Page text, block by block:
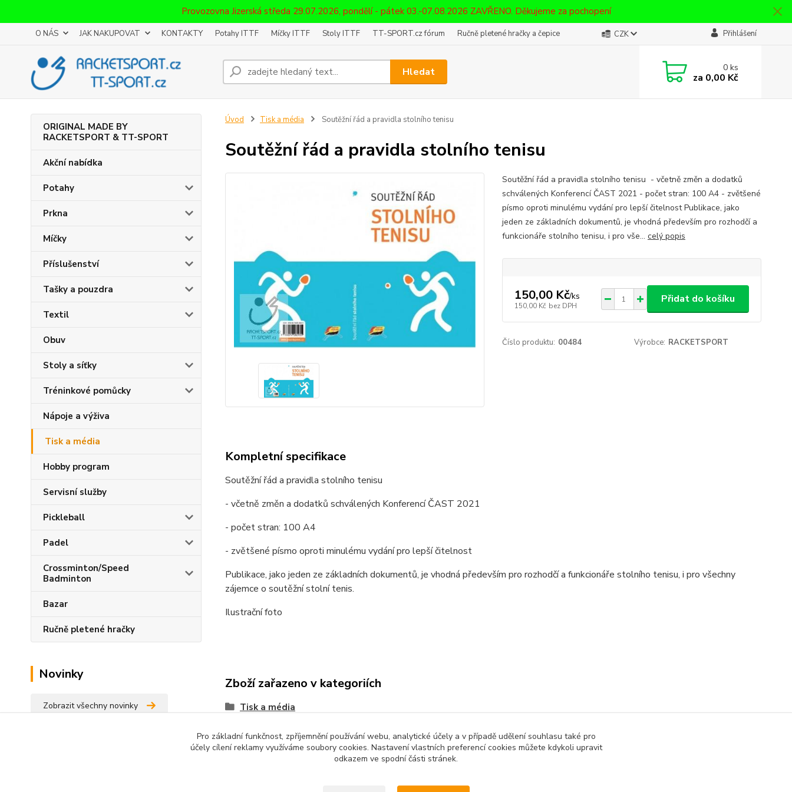
Provozovna Jizerská středa 29.07.2026, pondělí - pátek 03.-07.08.2026 ZAVŘENO. Děkujeme za pochopení
O NÁS JAK NAKUPOVAT KONTAKTY Potahy ITTF Míčky ITTF Stoly ITTF TT-SPORT.cz fórum Ručně pletené hračky a čepice CZK Přihlášení
Hledat 0ks
za 0,00 Kč
ORIGINAL MADE BY
RACKETSPORT & TT-SPORT
Akční nabídka
Potahy
Prkna
Míčky
Příslušenství
Tašky a pouzdra
Textil
Obuv
Stoly a síťky
Tréninkové pomůcky
Nápoje a výživa
Tisk a média
Hobby program
Servisní služby
Pickleball
Padel
Crossminton/Speed
Badminton
Bazar
Ručně pletené hračky
Novinky
Zobrazit všechny novinky
Úvod Tisk a média Soutěžní řád a pravidla stolního tenisu
Soutěžní řád a pravidla stolního tenisu
Soutěžní řád a pravidla stolního tenisu - včetně změn a dodatků
schválených Konferencí ČAST 2021 - počet stran: 100 A4 - zvětšené
písmo oproti minulému vydání pro lepší čitelnost Publikace, jako
jeden ze základních dokumentů, je vhodná především pro rozhodčí a
funkcionáře stolního tenisu, i pro vše... celý popis
150,00 Kč/ks
150,00 Kč bez DPH
Přidat do košíku
Číslo produktu: 00484 Výrobce: RACKETSPORT
Kompletní specifikace
Soutěžní řád a pravidla stolního tenisu
- včetně změn a dodatků schválených Konferencí ČAST 2021
- počet stran: 100 A4
- zvětšené písmo oproti minulému vydání pro lepší čitelnost
Publikace, jako jeden ze základních dokumentů, je vhodná především pro rozhodčí a funkcionáře stolního tenisu, i pro všechny
zájemce o soutěžní stolní tenis.
Ilustrační foto
Zboží zařazeno v kategoriích
Tisk a média
Pro základní funkčnost, zpříjemnění používání webu, analytické účely a v případě udělení souhlasu také pro
účely cílení reklamy využíváme soubory cookies. Nastavení vlastních preferencí cookies můžete kdykoli upravit
odkazem ve spodní části stránek.